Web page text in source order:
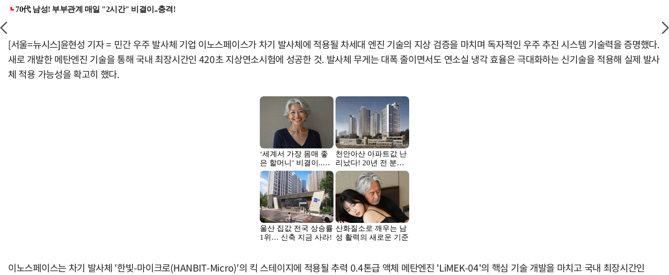
[서울=뉴시스]윤현성 기자 = 민간 우주 발사체 기업 이노스페이스가 차기 발사체에 적용될 차세대 엔진 기술의 지상 검증을 마치며 독자적인 우주 추진 시스템 기술력을 증명했다.
새로 개발한 메탄엔진 기술을 통해 국내 최장시간인 420초 지상연소시험에 성공한 것. 발사체 무게는 대폭 줄이면서도 연소실 냉각 효율은 극대화하는 신기술을 적용해 실제 발사
체 적용 가능성을 확고히 했다.
이노스페이스는 차기 발사체 '한빛-마이크로(HANBIT-Micro)'의 킥 스테이지에 적용될 추력 0.4톤급 액체 메탄엔진 'LiMEK-04'의 핵심 기술 개발을 마치고 국내 최장시간인